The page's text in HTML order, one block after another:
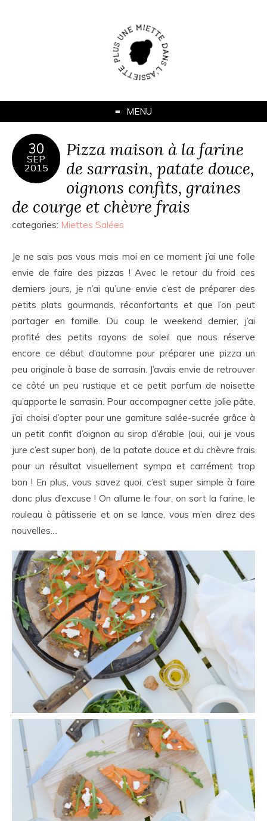
MENU
30
SEP
2015
Pizza maison à la farine
de sarrasin, patate douce,
oignons confits, graines
de courge et chèvre frais
categories: Miettes Salées
Je ne sais pas vous mais moi en ce moment j’ai une folle
envie de faire des pizzas ! Avec le retour du froid ces
derniers jours, je n’ai qu’une envie c’est de préparer des
petits plats gourmands, réconfortants et que l’on peut
partager en famille. Du coup le weekend dernier, j’ai
profité des petits rayons de soleil que nous réserve
encore ce début d’automne pour préparer une pizza un
peu originale à base de sarrasin. J’avais envie de retrouver
ce côté un peu rustique et ce petit parfum de noisette
qu’apporte le sarrasin. Pour accompagner cette jolie pâte,
j’ai choisi d’opter pour une garniture salée-sucrée grâce à
un petit confit d’oignon au sirop d’érable (oui, oui je vous
jure c’est super bon), de la patate douce et du chèvre frais
pour un résultat visuellement sympa et carrément trop
bon ! En plus, vous savez quoi, c’est super simple à faire
donc plus d’excuse ! On allume le four, on sort la farine, le
rouleau à pâtisserie et on se lance, vous m’en direz des
nouvelles…